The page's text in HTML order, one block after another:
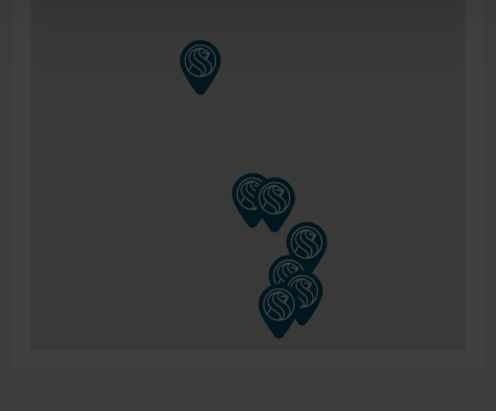
Heeft U interesse? U kunt dit bed gemakkelijk zelf
bestellen via de knop toevoegen aan winkelwagen! Neem
voor vragen of advies vrijblijvend contact met ons op.